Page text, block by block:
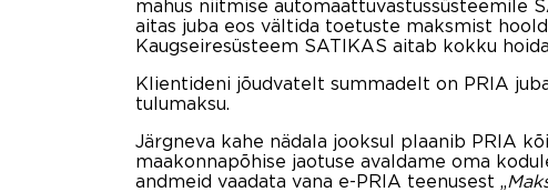
mahus niitmise automaattuvastussüsteemile
aitas juba eos vältida toetuste maksmist
Kaugseiresüsteem SATIKAS aitab kokku
Klientideni jõudvatelt summadelt on PRIA
tulumaksu.
Järgneva kahe nädala jooksul plaanib PRIA
maakonnapõhise jaotuse avaldame oma
andmeid vaadata vana e-PRIA teenusest „